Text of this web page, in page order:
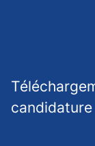
candidature